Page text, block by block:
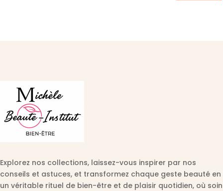
Explorez nos collections, laissez-vous inspirer par nos
conseils et astuces, et transformez chaque geste beauté en
un véritable rituel de bien-être et de plaisir quotidien, où soin